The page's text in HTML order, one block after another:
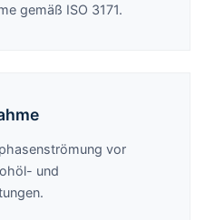
gemäß ISO 3171.
vor
und